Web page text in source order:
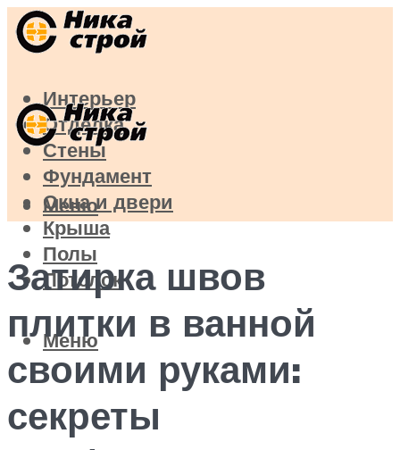
Интерьер
Отделка
Стены
Фундамент
Окна и двери
Крыша
Полы
Потолок
Меню
Меню
Затирка швов
плитки в ванной
своими руками:
секреты